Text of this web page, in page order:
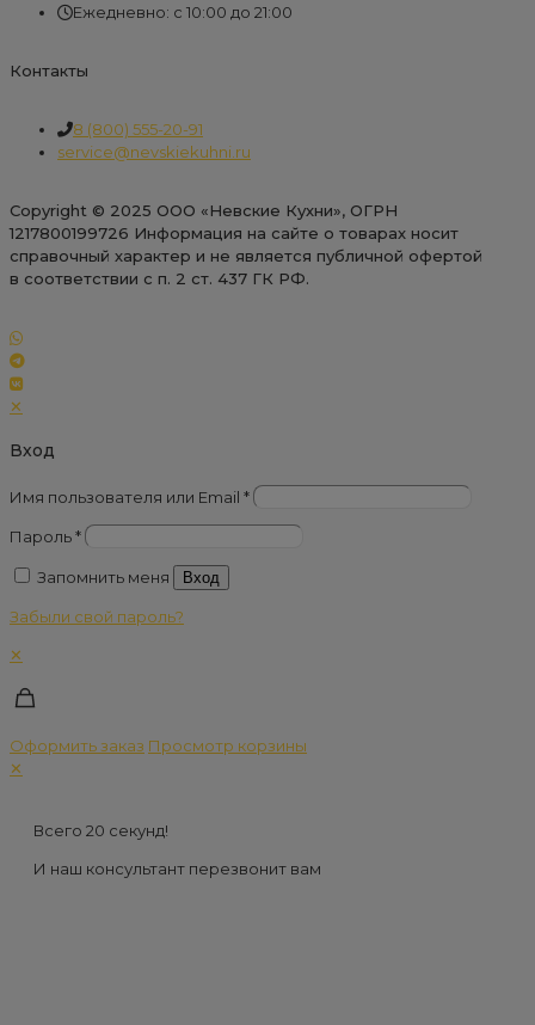
Ежедневно: с 10:00 до 21:00
Контакты
8 (800) 555-20-91
service@nevskiekuhni.ru
Copyright © 2025 ООО «Невские Кухни», ОГРН
1217800199726 Информация на сайте о товарах носит
справочный характер и не является публичной офертой
в соответствии с п. 2 ст. 437 ГК РФ.
✕
Вход
Имя пользователя или Email *
Пароль*
Запомнить меня Вход
Забыли свой пароль?
✕
Оформить заказ Просмотр корзины
✕
Всего 20 секунд!
И наш консультант перезвонит вам